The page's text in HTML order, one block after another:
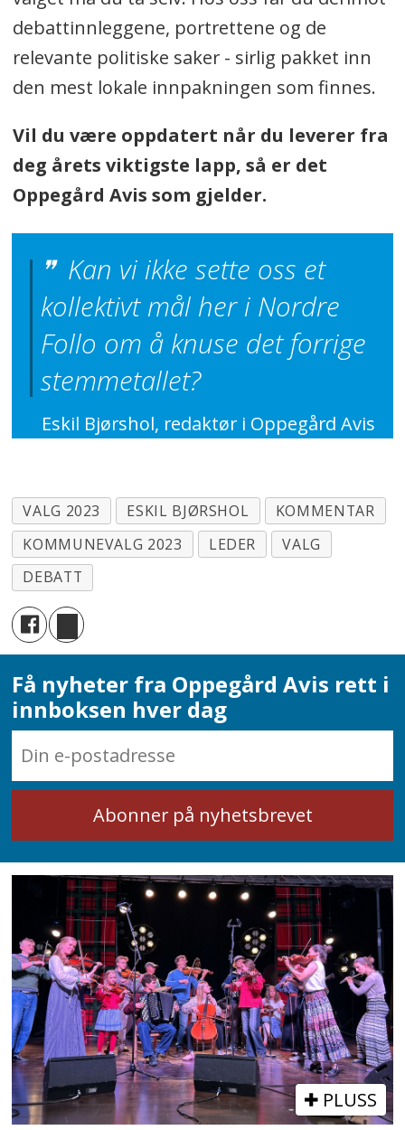
debattinnleggene, portrettene og de
relevante politiske saker - sirlig pakket inn
den mest lokale innpakningen som finnes.
Vil du være oppdatert når du leverer fra
deg årets viktigste lapp, så er det
Oppegård Avis som gjelder.
Kan vi ikke sette oss et
kollektivt mål her i Nordre
Follo om å knuse det forrige
stemmetallet?
Eskil Bjørshol, redaktør i Oppegård Avis
VALG 2023 ESKIL BJØRSHOL
KOMMENTAR
KOMMUNEVALG 2023
LEDER
VALG
DEBATT
Få nyheter fra Oppegård Avis rett i
innboksen hver dag
PLUSS